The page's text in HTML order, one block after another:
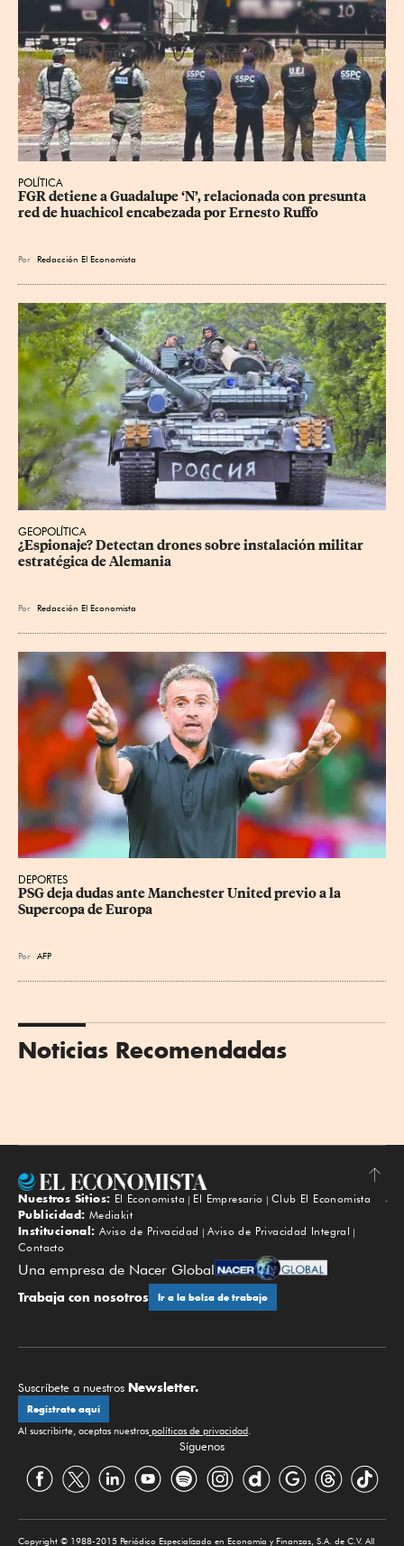
POLÍTICA
FGR detiene a Guadalupe ‘N’, relacionada con presunta
red de huachicol encabezada por Ernesto Ruffo
Por Redacción El Economista
GEOPOLÍTICA
¿Espionaje? Detectan drones sobre instalación militar
estratégica de Alemania
Por Redacción El Economista
DEPORTES
PSG deja dudas ante Manchester United previo a la
Supercopa de Europa
Por AFP
Noticias Recomendadas
Subir
Nuestros Sitios: El Economista El Empresario
Club El Economista
Publicidad: Mediakit
Institucional: Aviso de Privacidad
Aviso de Privacidad Integral
Contacto
Una empresa de Nacer Global
Trabaja con nosotros Ir a la bolsa de trabajo
Suscríbete a nuestros Newsletter.
Regístrate aquí
Al suscribirte, aceptas nuestras políticas de privacidad.
Síguenos
Copyright © 1988-2015 Periódico Especializado en Economía y Finanzas, S.A. de C.V. All